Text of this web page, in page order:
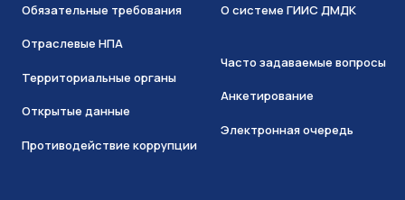
Обязательные требования
Отраслевые НПА
Территориальные органы
Открытые данные
Противодействие коррупции
О системе ГИИС ДМДК
Часто задаваемые вопросы
Анкетирование
Электронная очередь